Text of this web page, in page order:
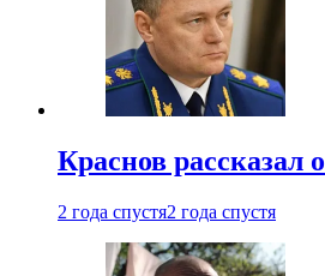
Краснов рассказал
2 года спустя2 года спустя